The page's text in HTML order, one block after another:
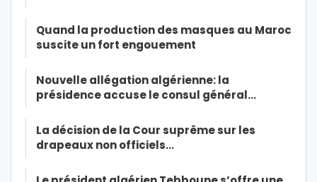
Quand la production des masques au Maroc
suscite un fort engouement
Nouvelle allégation algérienne: la
présidence accuse le consul général…
La décision de la Cour suprême sur les
drapeaux non officiels…